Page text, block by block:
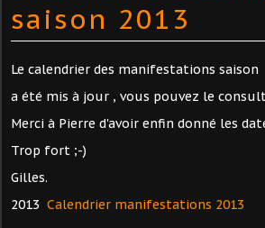
saison 2013
Le calendrier des manifestations saison
a été mis à jour , vous pouvez le
Merci à Pierre d'avoir enfin donné les
Trop fort ;-)
Gilles.
2013 Calendrier manifestations 2013